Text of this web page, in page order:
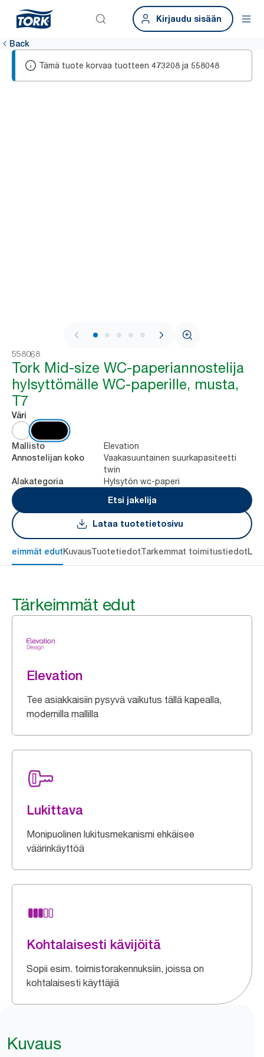
Kirjaudu sisään
Back
Tämä tuote korvaa tuotteen 473208 ja 558048
1 / 8
558068
Tork Mid-size WC-paperiannostelija
hylsyttömälle WC-paperille, musta,
T7
Väri
Mallisto Elevation
Annostelijan koko
Vaakasuuntainen suurkapasiteetti
twin
Alakategoria
Hylsytön wc-paperi
Etsi jakelija
Lataa tuotetietosivu
edutKuvausTuotetiedotTarkemmat toimitustiedot
Tärkeimmät edut
Elevation
Tee asiakkaisiin pysyvä vaikutus tällä kapealla,
modernilla mallilla
Lukittava
Monipuolinen lukitusmekanismi ehkäisee
väärinkäyttöä
Kohtalaisesti kävijöitä
Sopii esim. toimistorakennuksiin, joissa on
kohtalaisesti käyttäjiä
Kuvaus